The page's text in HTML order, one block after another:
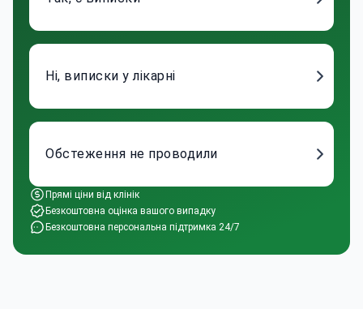
Ні, виписки у лікарні
Обстеження не проводили
Прямі ціни від клінік
Безкоштовна оцінка вашого випадку
Безкоштовна персональна підтримка 24/7